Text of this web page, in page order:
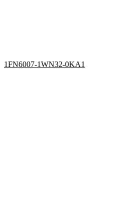
1FN6007-1WN32-0KA1